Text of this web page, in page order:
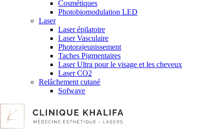
Cosmétiques
Photobiomodulation LED
Laser
Laser épilatoire
Laser Vasculaire
Photorajeunissement
Taches Pigmentaires
Laser Ultra pour le visage et les cheveux
Laser CO2
Relâchement cutané
Sofwave